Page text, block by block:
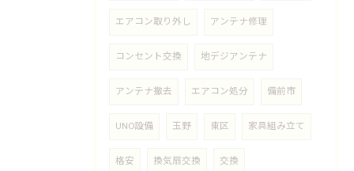
エアコン取り外し アンテナ修理
コンセント交換 地デジアンテナ
アンテナ撤去 エアコン処分 備前市
UNO設備 玉野 東区 家具組み立て
格安 換気扇交換 交換